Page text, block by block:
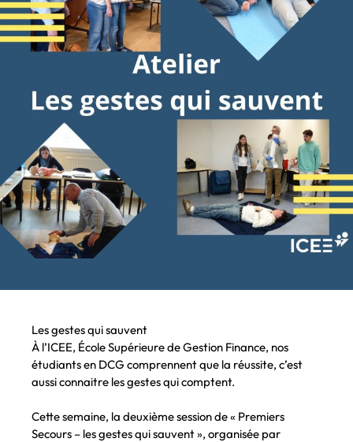
Les gestes qui sauvent
À l’ICEE, École Supérieure de Gestion Finance, nos
étudiants en DCG comprennent que la réussite, c’est
aussi connaitre les gestes qui comptent.
Cette semaine, la deuxième session de « Premiers
Secours – les gestes qui sauvent », organisée par